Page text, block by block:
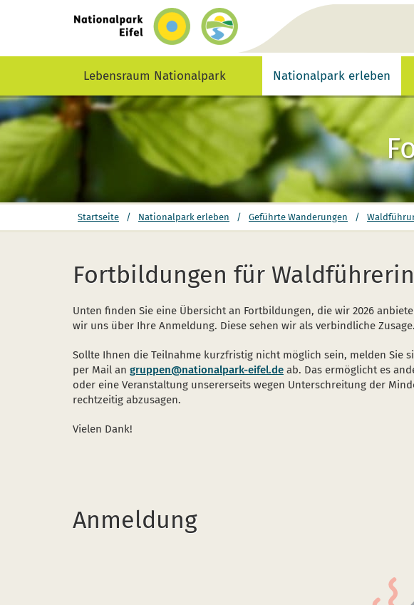
Startseite
Lebensraum Nationalpark Nationalpark erleben
sich
Startseite / Nationalpark erleben / Geführte Wanderungen /
Fortbildungen für
Unten finden Sie eine Übersicht an Fortbildungen, die wir 2026
wir uns über Ihre Anmeldung. Diese sehen wir als verbindliche Zusage.
Sollte Ihnen die Teilnahme kurzfristig nicht möglich sein, melden Sie
per Mail an gruppen@nationalpark-eifel.de ab. Das ermöglicht es
oder eine Veranstaltung unsererseits wegen Unterschreitung der
rechtzeitig abzusagen.
Vielen Dank!
Anmeldung